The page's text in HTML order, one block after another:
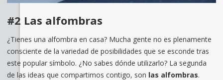
#2 Las alfombras
¿Tienes una alfombra en casa? Mucha gente no es plenamente
consciente de la variedad de posibilidades que se esconde tras
este popular símbolo. ¿No sabes dónde utilizarlo? La segunda
de las ideas que compartimos contigo, son las alfombras.